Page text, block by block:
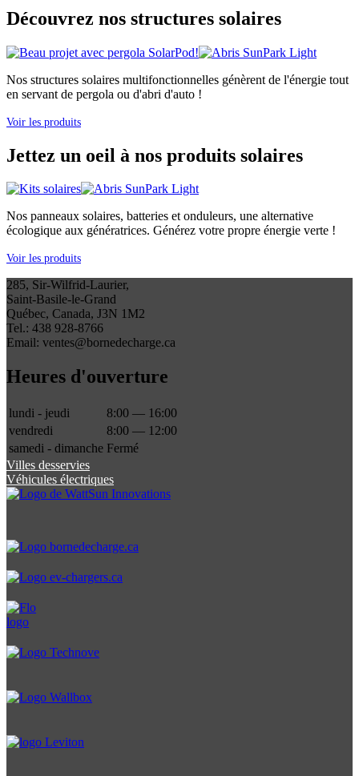
Découvrez nos structures solaires
Nos structures solaires multifonctionnelles génèrent de l'énergie tout
en servant de pergola ou d'abri d'auto !
Voir les produits
Jettez un oeil à nos produits solaires
Nos panneaux solaires, batteries et onduleurs, une alternative
écologique aux génératrices. Générez votre propre énergie verte !
Voir les produits
285, Sir-Wilfrid-Laurier,
Saint-Basile-le-Grand
Québec, Canada, J3N 1M2
Tel.: 438 928-8766
Email: ventes@bornedecharge.ca
Heures d'ouverture
lundi - jeudi
8:00 — 16:00
vendredi
8:00 — 12:00
samedi - dimanche Fermé
Villes desservies
Véhicules électriques